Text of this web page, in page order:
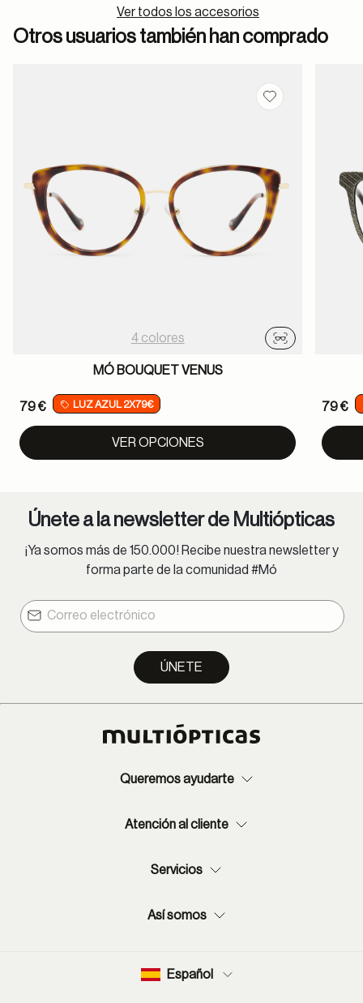
Ver todos los accesorios
Otros usuarios también han comprado
Guardar en
4 colores
Probador
MÓ BOUQUET VENUS
79 € LUZ AZUL 2X79€
VER OPCIONES
79 €
Únete a la newsletter de Multiópticas
¡Ya somos más de 150.000! Recibe nuestra newsletter y
forma parte de la comunidad #Mó
ÚNETE
Queremos ayudarte
Atención al cliente
Servicios
Así somos
Español